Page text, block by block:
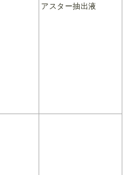
アスター抽出液